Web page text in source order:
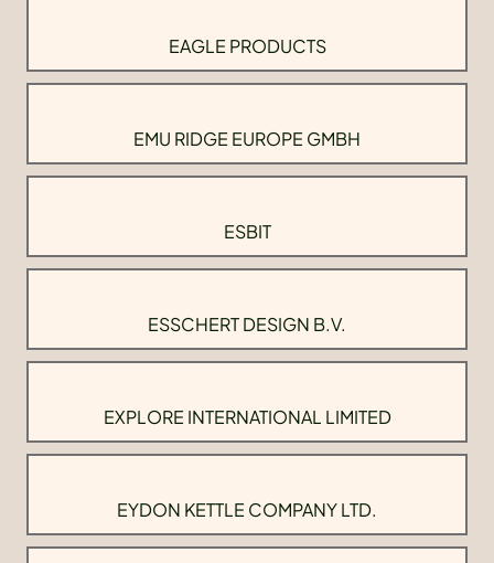
EAGLE PRODUCTS
EMU RIDGE EUROPE GMBH
ESBIT
ESSCHERT DESIGN B.V.
EXPLORE INTERNATIONAL LIMITED
EYDON KETTLE COMPANY LTD.